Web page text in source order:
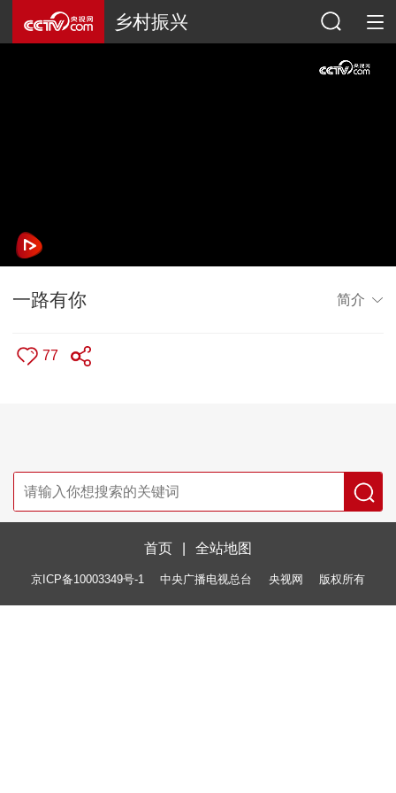
乡村振兴
一路有你 简介
77
首页 全站地图
京ICP备10003349号-1 中央广播电视总台 央视网 版权所有